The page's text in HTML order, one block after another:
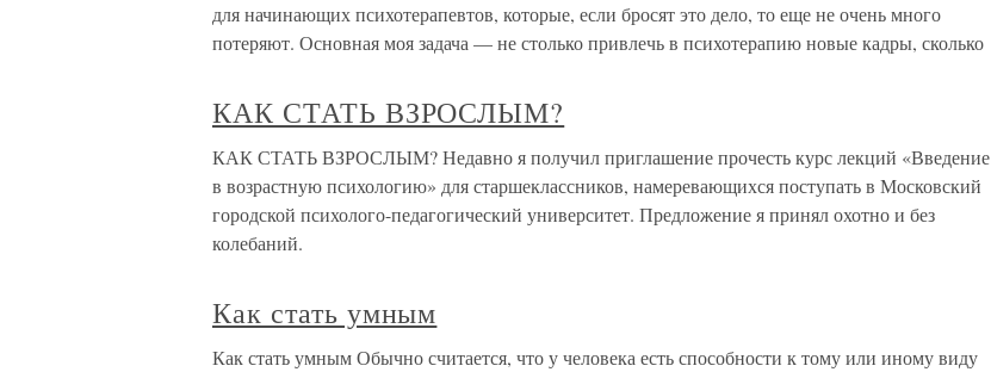
для начинающих психотерапевтов, которые, если бросят это дело, то еще не очень много
потеряют. Основная моя задача — не столько привлечь в психотерапию новые кадры, сколько
КАК СТАТЬ ВЗРОСЛЫМ?
КАК СТАТЬ ВЗРОСЛЫМ? Недавно я получил приглашение прочесть курс лекций «Введение
в возрастную психологию» для старшеклассников, намеревающихся поступать в Московский
городской психолого-педагогический университет. Предложение я принял охотно и без
колебаний.
Как стать умным
Как стать умным Обычно считается, что у человека есть способности к тому или иному виду